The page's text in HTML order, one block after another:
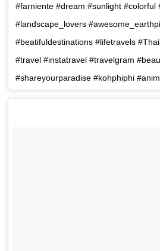
#farniente #dream #sunlight #colorful
#landscape_lovers
#beatifuldestinations #lifetravels
#travel #instatravel #travelgram
#shareyourparadise #kohphiphi